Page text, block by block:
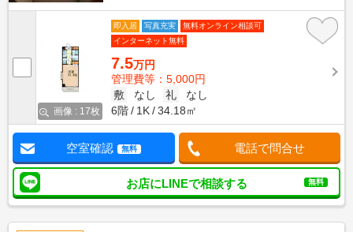
画像 : 17枚
即入居 写真充実
無料オンライン相談可
インターネット無料
7.5万円
管理費等：5,000円
敷
なし 礼
なし
6階
1K 34.18㎡
空室確認 無料 電話で問合せ
お店にLINEで相談する 無料